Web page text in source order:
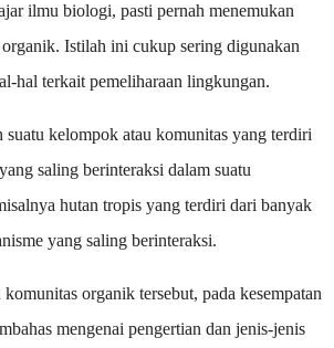
ilmu biologi, pasti pernah menemukan
Istilah ini cukup sering digunakan
hal terkait pemeliharaan lingkungan.
suatu kelompok atau komunitas yang terdiri
saling berinteraksi dalam suatu
hutan tropis yang terdiri dari banyak
yang saling berinteraksi.
organik tersebut, pada kesempatan
mengenai pengertian dan jenis-jenis